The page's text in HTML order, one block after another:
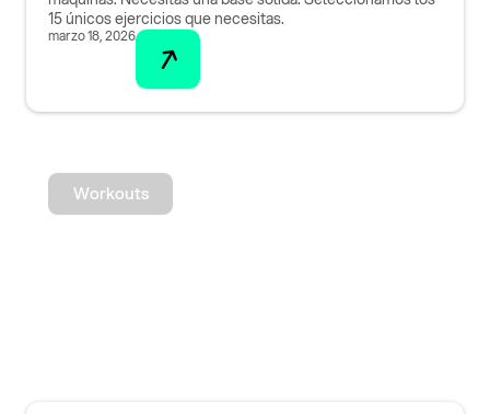
15 únicos ejercicios que necesitas.
marzo 18, 2026
Workouts